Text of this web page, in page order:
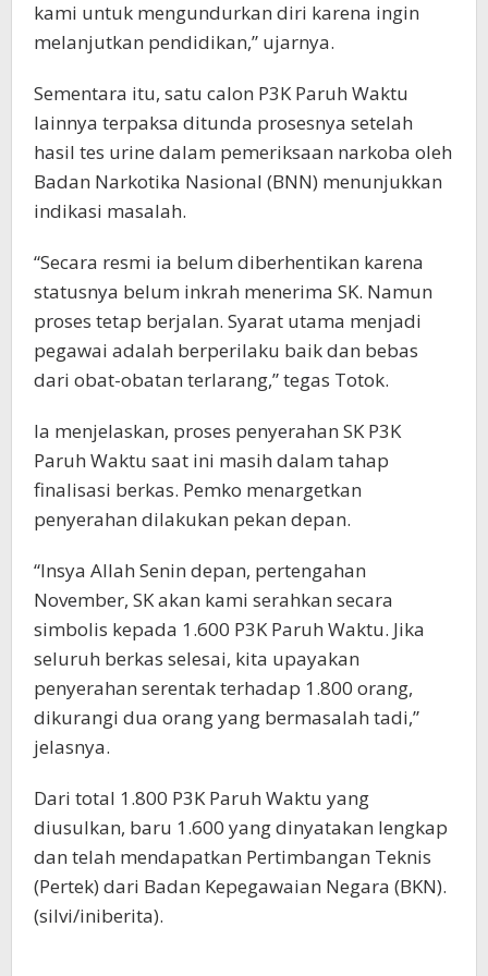
kami untuk mengundurkan diri karena ingin
melanjutkan pendidikan,” ujarnya.
Sementara itu, satu calon P3K Paruh Waktu
lainnya terpaksa ditunda prosesnya setelah
hasil tes urine dalam pemeriksaan narkoba oleh
Badan Narkotika Nasional (BNN) menunjukkan
indikasi masalah.
“Secara resmi ia belum diberhentikan karena
statusnya belum inkrah menerima SK. Namun
proses tetap berjalan. Syarat utama menjadi
pegawai adalah berperilaku baik dan bebas
dari obat-obatan terlarang,” tegas Totok.
Ia menjelaskan, proses penyerahan SK P3K
Paruh Waktu saat ini masih dalam tahap
finalisasi berkas. Pemko menargetkan
penyerahan dilakukan pekan depan.
“Insya Allah Senin depan, pertengahan
November, SK akan kami serahkan secara
simbolis kepada 1.600 P3K Paruh Waktu. Jika
seluruh berkas selesai, kita upayakan
penyerahan serentak terhadap 1.800 orang,
dikurangi dua orang yang bermasalah tadi,”
jelasnya.
Dari total 1.800 P3K Paruh Waktu yang
diusulkan, baru 1.600 yang dinyatakan lengkap
dan telah mendapatkan Pertimbangan Teknis
(Pertek) dari Badan Kepegawaian Negara (BKN).
(silvi/iniberita).